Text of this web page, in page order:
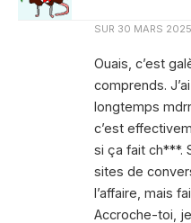
SUR 30 MARS
Ouais, c’est
comprends.
longtemps
c’est
si ça fait ch***.
sites de
l’affaire, mais
Accroche-toi,